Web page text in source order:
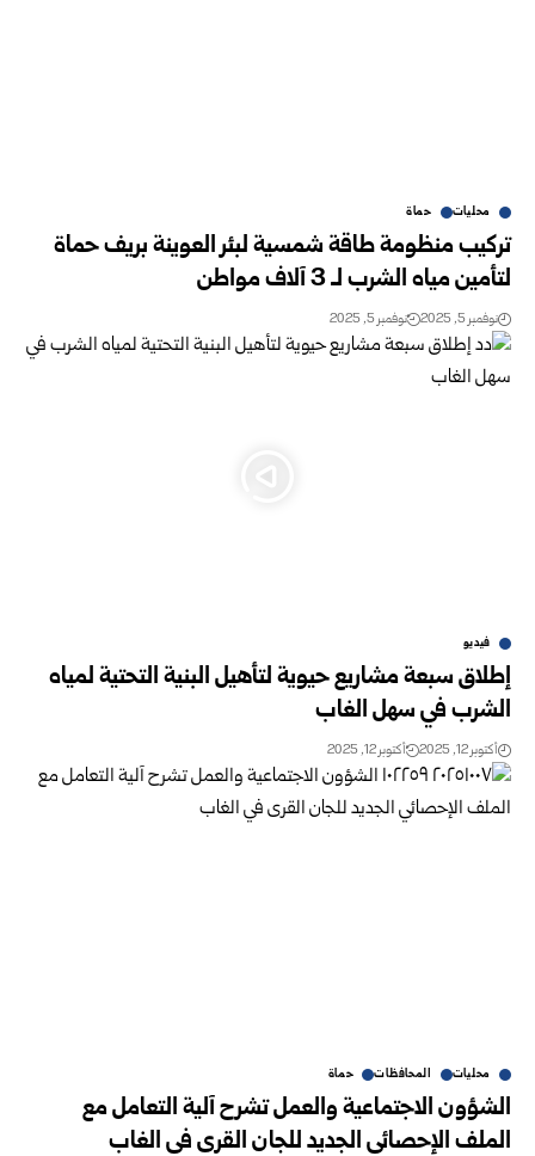
محليات حماة
تركيب منظومة طاقة شمسية لبئر العوينة بريف حماة
لتأمين مياه الشرب لـ 3 آلاف مواطن
نوفمبر 5, 2025 نوفمبر 5, 2025
فيديو
إطلاق سبعة مشاريع حيوية لتأهيل البنية التحتية لمياه
الشرب في سهل الغاب
أكتوبر 12, 2025 أكتوبر 12, 2025
محليات المحافظات حماة
الشؤون الاجتماعية والعمل تشرح آلية التعامل مع
الملف الإحصائي الجديد للجان القرى في الغاب